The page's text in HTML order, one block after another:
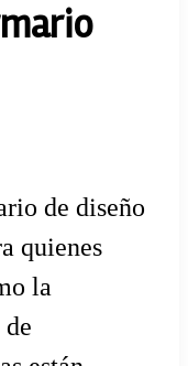
de diseño
quienes
la